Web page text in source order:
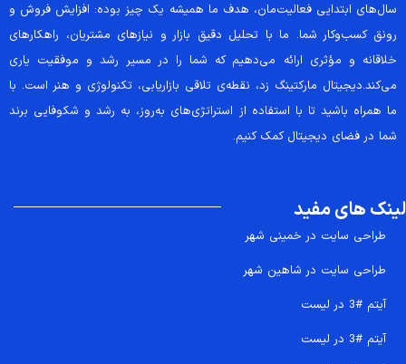
سال‌های ابتدایی فعالیت‌مان، هدف ما همیشه یک چیز بوده: افزایش فروش و
رونق کسب‌وکار شما. ما با تحلیل دقیق بازار و نیازهای مشتریان، راهکارهای
خلاقانه و مؤثری ارائه می‌دهیم که شما را در مسیر رشد و موفقیت یاری
می‌کند.دیجیتال مارکتینگ زد، نقطه‌ی تلاقی بازاریابی، تکنولوژی و هنر است. با
ما همراه باشید تا با استفاده از استراتژی‌های به‌روز، به رشد و شکوفایی برند
شما در فضای دیجیتال کمک کنیم.
لینک های مفید
طراحی سایت در خمینی شهر
طراحی سایت در شاهین شهر
آیتم #3 در لیست
آیتم #3 در لیست